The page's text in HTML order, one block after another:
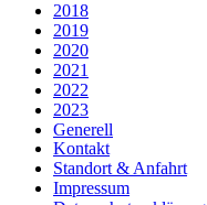
2018
2019
2020
2021
2022
2023
Generell
Kontakt
Standort & Anfahrt
Impressum